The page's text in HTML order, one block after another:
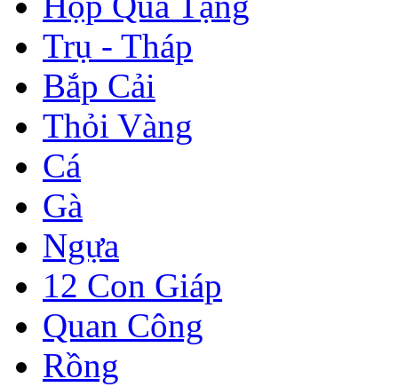
Trụ - Tháp
Bắp Cải
Thỏi Vàng
Cá
Gà
Ngựa
12 Con Giáp
Quan Công
Rồng